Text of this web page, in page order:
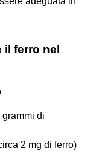
ferro nel
di
2 mg di ferro)